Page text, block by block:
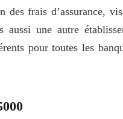
des frais d’assurance,
aussi une autre
pour toutes les